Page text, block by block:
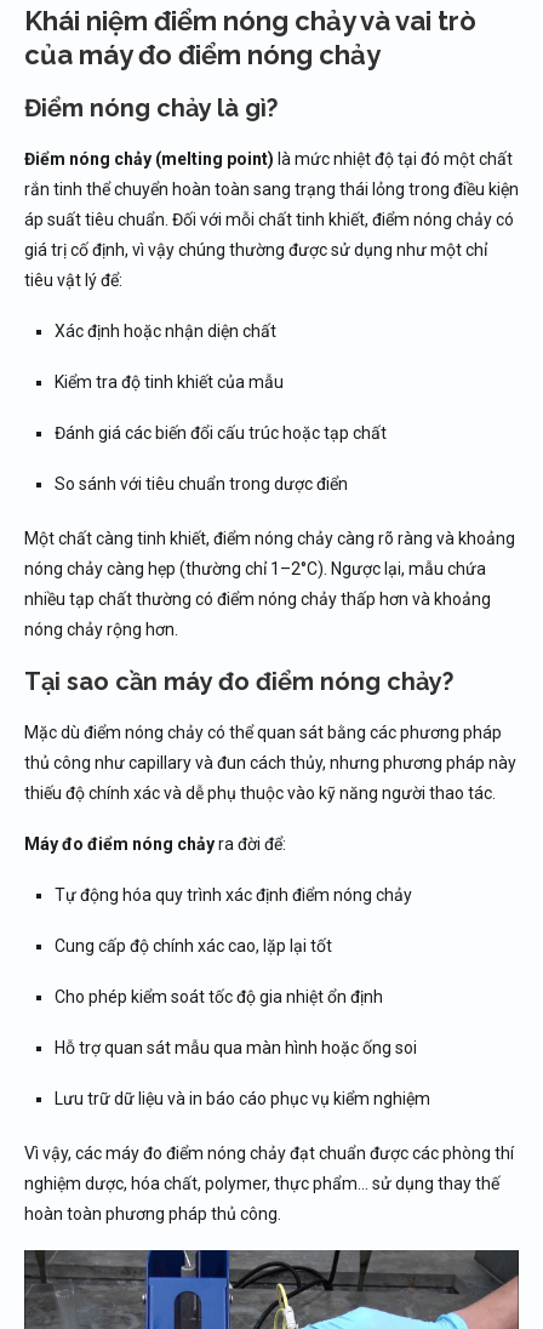
Trong hóa học và nghiên cứu vật liệu
Trong thực phẩm
Tiêu chí chọn mua máy đo điểm nóng chảy
Dải nhiệt độ
Độ chính xác và độ lặp lại
Tốc độ gia nhiệt
Số mẫu có thể đo đồng thời
Camera tích hợp và khả năng quan sát
Tính năng lưu trữ và kết nối
Quy trình đo điểm nóng chảy tiêu chuẩn
Bước 3: Đặt ống vào máy
Bước 5: Quan sát quá trình nóng chảy
Bước 6: Ghi nhận kết quả và lưu trữ
Lỗi thường gặp của máy đo điểm nóng chảy và cách
Mẫu không tan đồng đều
Kết quả không lặp lại
Ống capillary bị nứt
Tổng kết về máy đo điểm nóng chảy
tín
Khái niệm điểm nóng chảy và vai trò
của máy đo điểm nóng chảy
Điểm nóng chảy là gì?
Điểm nóng chảy (melting point) là mức nhiệt độ tại đó một chất
rắn tinh thể chuyển hoàn toàn sang trạng thái lỏng trong điều kiện
áp suất tiêu chuẩn. Đối với mỗi chất tinh khiết, điểm nóng chảy có
giá trị cố định, vì vậy chúng thường được sử dụng như một chỉ
tiêu vật lý để:
Xác định hoặc nhận diện chất
Kiểm tra độ tinh khiết của mẫu
Đánh giá các biến đổi cấu trúc hoặc tạp chất
So sánh với tiêu chuẩn trong dược điển
Một chất càng tinh khiết, điểm nóng chảy càng rõ ràng và khoảng
nóng chảy càng hẹp (thường chỉ 1–2°C). Ngược lại, mẫu chứa
nhiều tạp chất thường có điểm nóng chảy thấp hơn và khoảng
nóng chảy rộng hơn.
Tại sao cần máy đo điểm nóng chảy?
Mặc dù điểm nóng chảy có thể quan sát bằng các phương pháp
thủ công như capillary và đun cách thủy, nhưng phương pháp này
thiếu độ chính xác và dễ phụ thuộc vào kỹ năng người thao tác.
Máy đo điểm nóng chảyra đời để:
Tự động hóa quy trình xác định điểm nóng chảy
Cung cấp độ chính xác cao, lặp lại tốt
Cho phép kiểm soát tốc độ gia nhiệt ổn định
Hỗ trợ quan sát mẫu qua màn hình hoặc ống soi
Lưu trữ dữ liệu và in báo cáo phục vụ kiểm nghiệm
Vì vậy, các máy đo điểm nóng chảy đạt chuẩn được các phòng thí
nghiệm dược, hóa chất, polymer, thực phẩm… sử dụng thay thế
hoàn toàn phương pháp thủ công.